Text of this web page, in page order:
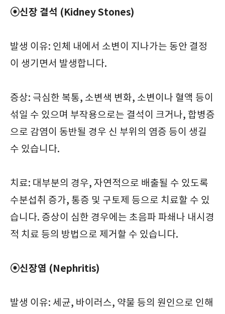
⦿신장 결석 (Kidney Stones)
발생 이유: 인체 내에서 소변이 지나가는 동안 결정
이 생기면서 발생합니다.
증상: 극심한 복통, 소변색 변화, 소변이나 혈액 등이
섞일 수 있으며 부작용으로는 결석이 크거나, 합병증
으로 감염이 동반될 경우 신 부위의 염증 등이 생길
수 있습니다.
치료: 대부분의 경우, 자연적으로 배출될 수 있도록
수분섭취 증가, 통증 및 구토제 등으로 치료할 수 있
습니다. 증상이 심한 경우에는 초음파 파쇄나 내시경
적 치료 등의 방법으로 제거할 수 있습니다.
⦿신장염 (Nephritis)
발생 이유: 세균, 바이러스, 약물 등의 원인으로 인해